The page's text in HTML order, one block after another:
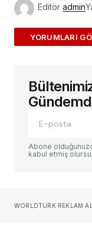
Editör admin
ADD A
E-posta
alanlar*ile
Yorum
Sizin adınız*
Abone
kabul etmiş
WORLDTURK REKLAM